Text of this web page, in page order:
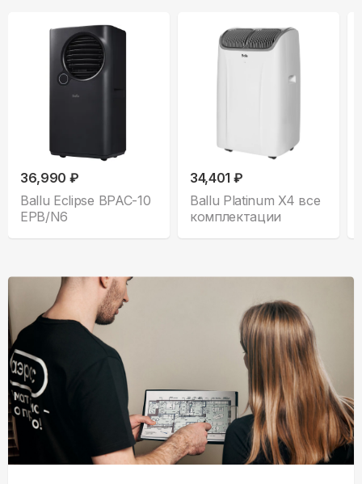
36,990 ₽
Ballu Eclipse BPAC-10
EPB/N6
34,401 ₽
Ballu Platinum X4 все
комплектации